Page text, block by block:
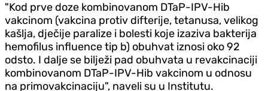
"Kod prve doze kombinovanom DTaP-IPV-Hib
vakcinom (vakcina protiv difterije, tetanusa, velikog
kašlja, dječije paralize i bolesti koje izaziva bakterija
hemofilus influence tip b) obuhvat iznosi oko 92
odsto. I dalje se bilježi pad obuhvata u revakcinaciji
kombinovanom DTaP-IPV-Hib vakcinom u odnosu
na primovakcinaciju", naveli su u Institutu.